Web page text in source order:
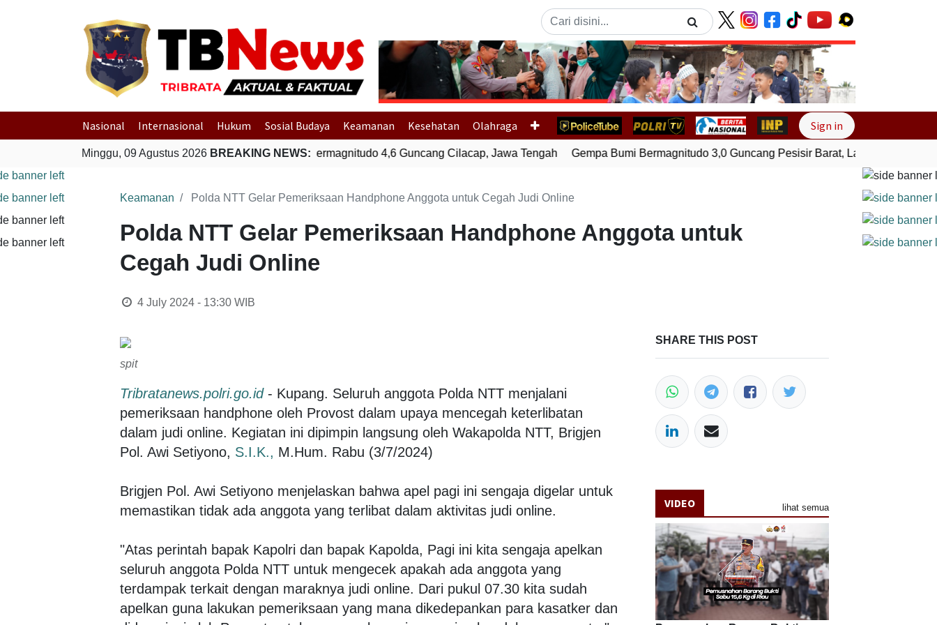
Previous Next
Nasional Internasional Hukum Sosial Budaya Keamanan Kesehatan Olahraga Sign in
Minggu, 09 Agustus 2026 BREAKING NEWS:
Gempa Bumi Bermagnitudo 4,6 Guncang Cilacap, Jawa Tengah Gempa Bumi Bermagnitudo 3,0 Guncang Pesisir Barat, Lampung
Keamanan Polda NTT Gelar Pemeriksaan Handphone Anggota untuk Cegah Judi Online
Polda NTT Gelar Pemeriksaan Handphone Anggota untuk
Cegah Judi Online
4 July 2024 - 13:30WIB
spit
Tribratanews.polri.go.id- Kupang. Seluruh anggota Polda NTT menjalani
pemeriksaan handphone oleh Provost dalam upaya mencegah keterlibatan
dalam judi online. Kegiatan ini dipimpin langsung oleh Wakapolda NTT, Brigjen
Pol. Awi Setiyono, S.I.K., M.Hum. Rabu (3/7/2024)
Brigjen Pol. Awi Setiyono menjelaskan bahwa apel pagi ini sengaja digelar untuk
memastikan tidak ada anggota yang terlibat dalam aktivitas judi online.
"Atas perintah bapak Kapolri dan bapak Kapolda, Pagi ini kita sengaja apelkan
seluruh anggota Polda NTT untuk mengecek apakah ada anggota yang
terdampak terkait dengan maraknya judi online. Dari pukul 07.30 kita sudah
apelkan guna lakukan pemeriksaan yang mana dikedepankan para kasatker dan
SHARE THIS POST
VIDEO lihat semua